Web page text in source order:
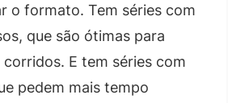
o formato. Tem séries com
que são ótimas para
E tem séries com
pedem mais tempo